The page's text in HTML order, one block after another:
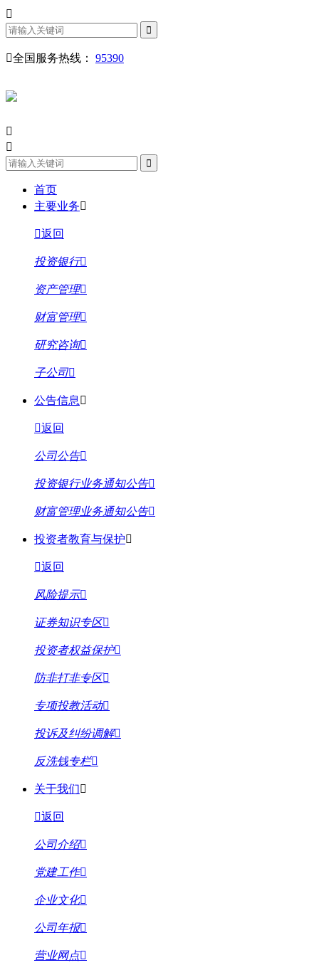
全国服务热线： 95390
首页
主要业务
返回
投资银行
资产管理
财富管理
研究咨询
子公司
公告信息
返回
公司公告
投资银行业务通知公告
财富管理业务通知公告
投资者教育与保护
返回
风险提示
证券知识专区
投资者权益保护
防非打非专区
专项投教活动
投诉及纠纷调解
反洗钱专栏
关于我们
返回
公司介绍
党建工作
企业文化
公司年报
营业网点